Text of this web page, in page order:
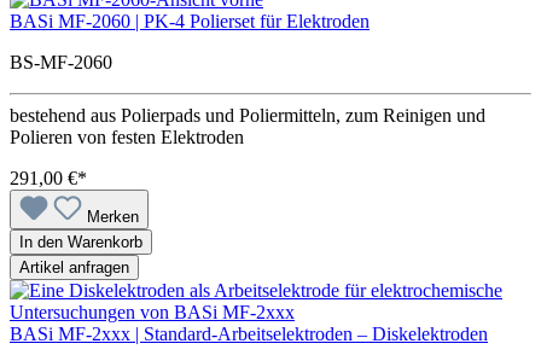
BASi MF-2060 | PK-4 Polierset für Elektroden
BS-MF-2060
bestehend aus Polierpads und Poliermitteln, zum Reinigen und
Polieren von festen Elektroden
291,00 €*
Merken
In den Warenkorb
Artikel anfragen
BASi MF-2xxx | Standard-Arbeitselektroden – Diskelektroden